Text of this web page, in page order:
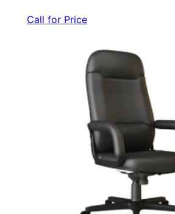
Call for Price